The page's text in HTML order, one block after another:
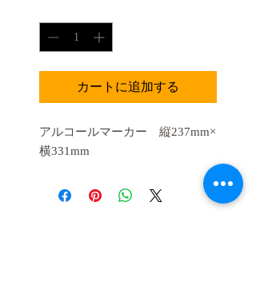
カートに追加する
アルコールマーカー 縦237mm×
横331mm